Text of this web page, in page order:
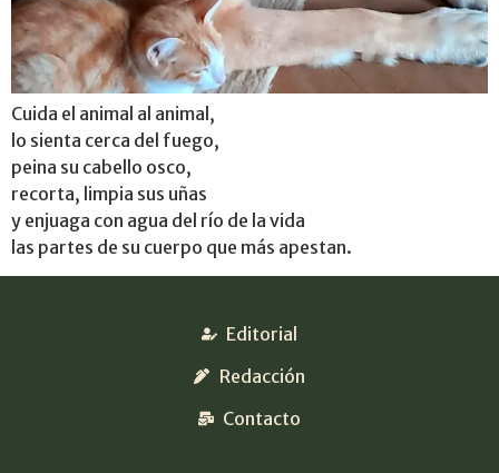
Cuida el animal al animal,
lo sienta cerca del fuego,
peina su cabello osco,
recorta, limpia sus uñas
y enjuaga con agua del río de la vida
las partes de su cuerpo que más apestan.
Editorial
Redacción
Contacto